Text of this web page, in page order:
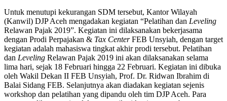
Untuk menutupi kekurangan SDM tersebut, Kantor Wilayah
(Kanwil) DJP Aceh mengadakan kegiatan “Pelatihan dan Leveling
Relawan Pajak 2019”. Kegiatan ini dilaksanakan bekerjasama
dengan Prodi Perpajakan & Tax CenterFEB Unsyiah, dengan target
kegiatan adalah mahasiswa tingkat akhir prodi tersebut. Pelatihan
dan Leveling Relawan Pajak 2019 ini akan dilaksanakan selama
lima hari, sejak 18 Februari hingga 22 Februari. Kegiatan ini dibuka
oleh Wakil Dekan II FEB Unsyiah, Prof. Dr. Ridwan Ibrahim di
Balai Sidang FEB. Selanjutnya akan diadakan kegiatan sejenis
workshop dan pelatihan yang dipandu oleh tim DJP Aceh. Para